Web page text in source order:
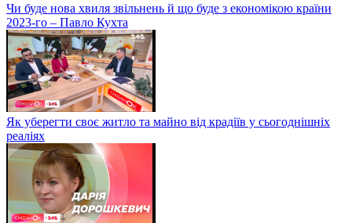
Чи буде нова хвиля звільнень й що буде з економікою країни
2023-го – Павло Кухта
Як уберегти своє житло та майно від крадіїв у сьогоднішніх
реаліях